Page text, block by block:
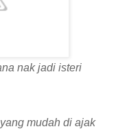
nak jadi isteri
mudah di ajak